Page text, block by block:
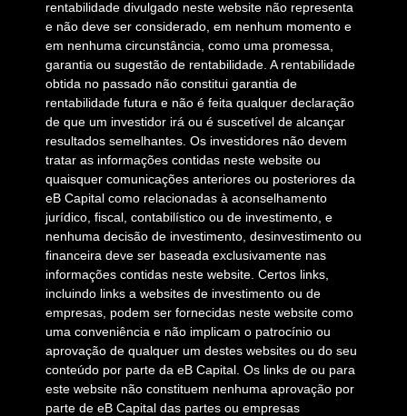
rentabilidade divulgado neste website não representa
e não deve ser considerado, em nenhum momento e
em nenhuma circunstância, como uma promessa,
garantia ou sugestão de rentabilidade. A rentabilidade
obtida no passado não constitui garantia de
rentabilidade futura e não é feita qualquer declaração
de que um investidor irá ou é suscetível de alcançar
resultados semelhantes. Os investidores não devem
tratar as informações contidas neste website ou
quaisquer comunicações anteriores ou posteriores da
eB Capital como relacionadas à aconselhamento
jurídico, fiscal, contabilístico ou de investimento, e
nenhuma decisão de investimento, desinvestimento ou
financeira deve ser baseada exclusivamente nas
informações contidas neste website. Certos links,
incluindo links a websites de investimento ou de
empresas, podem ser fornecidas neste website como
uma conveniência e não implicam o patrocínio ou
aprovação de qualquer um destes websites ou do seu
conteúdo por parte da eB Capital. Os links de ou para
este website não constituem nenhuma aprovação por
parte de eB Capital das partes ou empresas